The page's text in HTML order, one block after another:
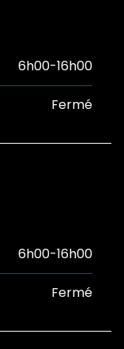
6h00-16h00
Fermé
6h00-16h00
Fermé